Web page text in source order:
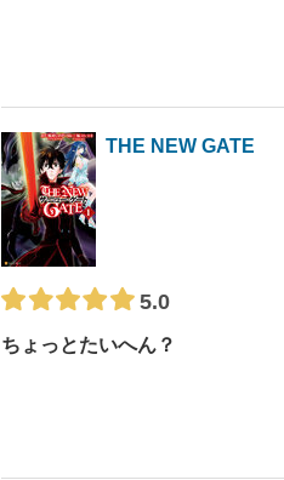
THE NEW GATE
5.0
ちょっとたいへん？